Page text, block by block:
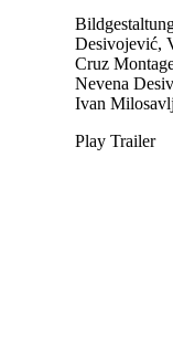
Desivojević,
Cruz
Nevena
Ivan
Play Trailer